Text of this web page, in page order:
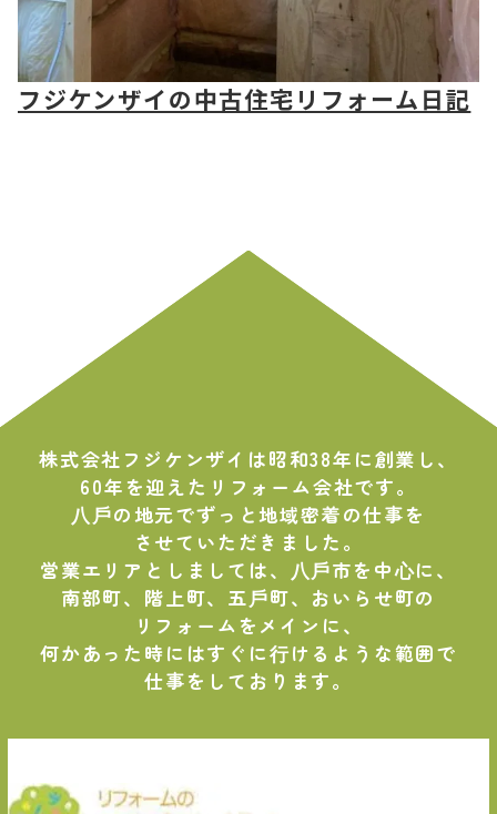
フジケンザイの中古住宅リフォーム日記
株式会社フジケンザイは昭和38年に創業し、
60年を迎えたリフォーム会社です。
⼋⼾の地元でずっと地域密着の仕事を
させていただきました。
営業エリアとしましては、⼋⼾市を中⼼に、
南部町、階上町、五⼾町、おいらせ町の
リフォームをメインに、
何かあった時にはすぐに⾏けるような範囲で
仕事をしております。